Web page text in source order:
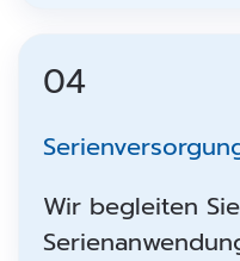
04
Wir begleiten